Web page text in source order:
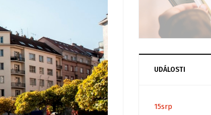
UDÁLOSTI
15srp